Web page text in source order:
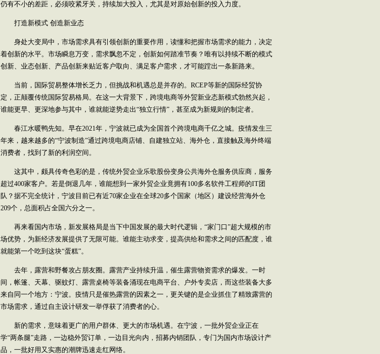
仍有不小的差距，必须咬紧牙关，持续加大投入，尤其是对原始创新的投入力度。
打造新模式 创造新业态
身处大变局中，市场需求具有引领创新的重要作用，读懂和把握市场需求的能力，决定
着创新的水平。市场瞬息万变，需求飘忽不定，创新如何踏准节奏？唯有以持续不断的模式
创新、业态创新、产品创新来贴近客户取向、满足客户需求，才可能蹚出一条新路来。
当前，国际贸易整体增长乏力，但挑战和机遇总是并存的。RCEP等新的国际经贸协
定，正颠覆传统国际贸易格局。在这一大背景下，跨境电商等外贸新业态新模式勃然兴起，
谁能更早、更深地参与其中，谁就能逆势走出“独立行情”，甚至成为新规则的制定者。
春江水暖鸭先知。早在2021年，宁波就已成为全国首个跨境电商千亿之城。疫情发生三
年来，越来越多的“宁波制造”通过跨境电商店铺、自建独立站、海外仓，直接触及海外终端
消费者，找到了新的利润空间。
这其中，颇具传奇色彩的是，传统外贸企业乐歌股份变身公共海外仓服务供应商，服务
超过400家客户。若是倒退几年，谁能想到一家外贸企业竟拥有100多名软件工程师的IT团
队？据不完全统计，宁波目前已有近70家企业在全球20多个国家（地区）建设经营海外仓
209个，总面积占全国六分之一。
再来看国内市场，新发展格局是当下中国发展的最大时代逻辑，“家门口”超大规模的市
场优势，为新经济发展提供了无限可能。谁能主动求变，提高供给和需求之间的匹配度，谁
就能第一个吃到这块“蛋糕”。
去年，露营和野餐攻占朋友圈。露营产业持续升温，催生露营物资需求的爆发。一时
间，帐篷、天幕、驱蚊灯、露营桌椅等装备涌现在电商平台、户外专卖店，而这些装备大多
来自同一个地方：宁波。疫情只是催热露营的因素之一，更关键的是企业抓住了精致露营的
市场需求，通过自主设计研发一举俘获了消费者的心。
新的需求，意味着更广的用户群体、更大的市场机遇。在宁波，一批外贸企业正在
学“两条腿”走路，一边稳外贸订单，一边目光向内，招募内销团队，专门为国内市场设计产
品，一批好用又实惠的潮牌迅速走红网络。